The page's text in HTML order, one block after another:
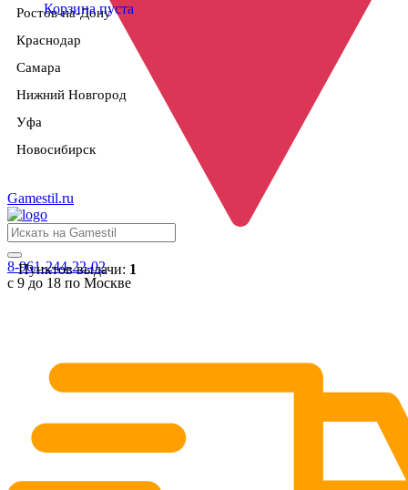
Ростов-на-Дону
Краснодар
Самара
Нижний Новгород
Уфа
Новосибирск
Пунктов выдачи: 1
Корзина пуста
Gamestil.ru
8-961-244-22-02
с 9 до 18 по Москве